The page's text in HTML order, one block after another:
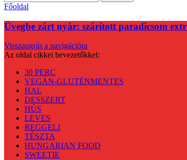
Főoldal
Üvegbe zárt nyár: szárított paradicsom
Visszaugrás a navigációra
Az oldal cikkei bevezetőkkel:
30 PERC
VEGÁN-GLUTÉNMENTES
HAL
DESSZERT
HÚS
LEVES
REGGELI
TÉSZTA
HUNGARIAN FOOD
SWEETIE